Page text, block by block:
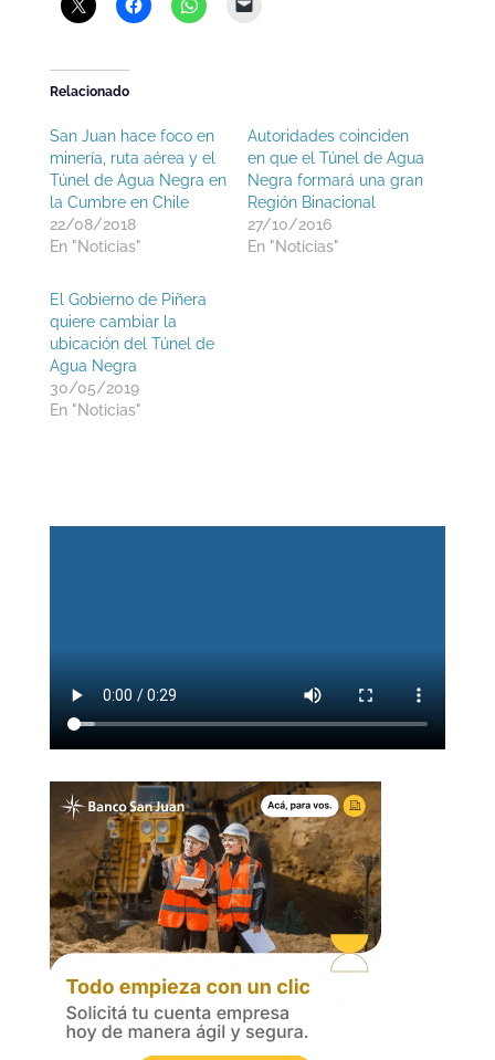
Relacionado
San Juan hace foco en
minería, ruta aérea y el
Túnel de Agua Negra en
la Cumbre en Chile
22/08/2018
En "Noticias"
Autoridades coinciden
en que el Túnel de Agua
Negra formará una gran
Región Binacional
27/10/2016
En "Noticias"
El Gobierno de Piñera
quiere cambiar la
ubicación del Túnel de
Agua Negra
30/05/2019
En "Noticias"